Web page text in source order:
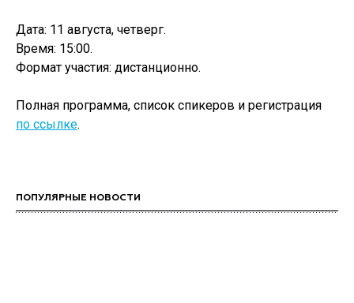
Дата: 11 августа, четверг.
Время: 15:00.
Формат участия: дистанционно.
Полная программа, список спикеров и регистрация
по ссылке.
ПОПУЛЯРНЫЕ НОВОСТИ